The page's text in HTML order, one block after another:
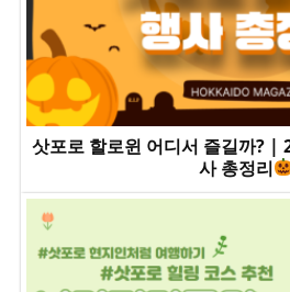
삿포로 할로윈 어디서 즐길까? |
사 총정리